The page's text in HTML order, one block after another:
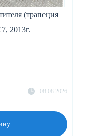
(трапеция
2013г.
08.08.2026